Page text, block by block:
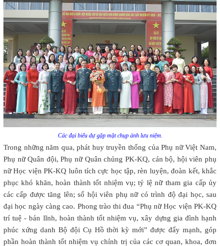
Các đại biểu dự gặp mặt chụp ảnh lưu niệm.
Trong những năm qua, phát huy truyền thống của Phụ nữ Việt Nam,
Phụ nữ Quân đội, Phụ nữ Quân chủng PK-KQ, cán bộ, hội viên phụ
nữ Học viện PK-KQ luôn tích cực học tập, rèn luyện, đoàn kết, khắc
phục khó khăn, hoàn thành tốt nhiệm vụ; tỷ lệ nữ tham gia cấp ủy
các cấp được tăng lên; số hội viên phụ nữ có trình độ đại học, sau
đại học ngày càng cao. Phong trào thi đua “Phụ nữ Học viện PK-KQ
trí tuệ - bản lĩnh, hoàn thành tốt nhiệm vụ, xây dựng gia đình hạnh
phúc xứng danh Bộ đội Cụ Hồ thời kỳ mới” được đẩy mạnh, góp
phần hoàn thành tốt nhiệm vụ chính trị của các cơ quan, khoa, đơn